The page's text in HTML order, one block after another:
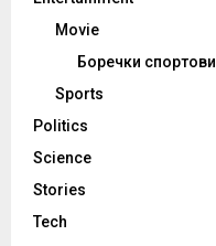
Movie
Боречки спортови
Sports
Politics
Science
Stories
Tech